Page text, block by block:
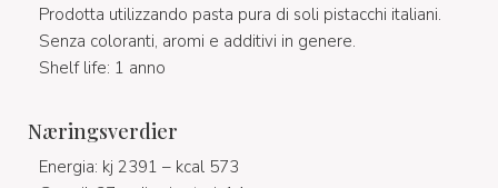
Prodotta utilizzando pasta pura di soli pistacchi italiani.
Senza coloranti, aromi e additivi in genere.
Shelf life: 1 anno
Næringsverdier
Energia: kj 2391 – kcal 573